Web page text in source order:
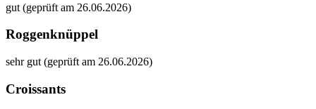
gut (geprüft am 26.06.2026)
Roggenknüppel
sehr gut (geprüft am 26.06.2026)
Croissants